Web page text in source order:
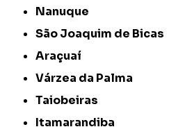
Nanuque
São Joaquim de Bicas
Araçuaí
Várzea da Palma
Taiobeiras
Itamarandiba